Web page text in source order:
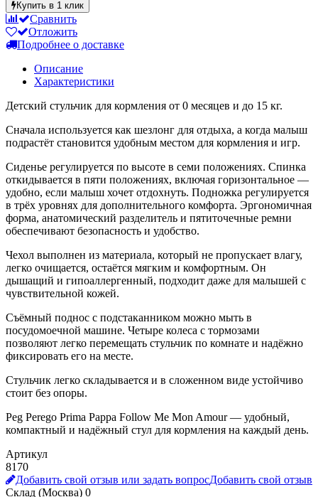
Купить в 1 клик
Сравнить
Отложить
Подробнее о доставке
Описание
Характеристики
Детский стульчик для кормления от 0 месяцев и до 15 кг.
Сначала используется как шезлонг для отдыха, а когда малыш
подрастёт становится удобным местом для кормления и игр.
Сиденье регулируется по высоте в семи положениях. Спинка
откидывается в пяти положениях, включая горизонтальное —
удобно, если малыш хочет отдохнуть. Подножка регулируется
в трёх уровнях для дополнительного комфорта. Эргономичная
форма, анатомический разделитель и пятиточечные ремни
обеспечивают безопасность и удобство.
Чехол выполнен из материала, который не пропускает влагу,
легко очищается, остаётся мягким и комфортным. Он
дышащий и гипоаллергенный, подходит даже для малышей с
чувствительной кожей.
Съёмный поднос с подстаканником можно мыть в
посудомоечной машине. Четыре колеса с тормозами
позволяют легко перемещать стульчик по комнате и надёжно
фиксировать его на месте.
Стульчик легко складывается и в сложенном виде устойчиво
стоит без опоры.
Peg Perego Prima Pappa Follow Me Mon Amour — удобный,
компактный и надёжный стул для кормления на каждый день.
Артикул
8170
Добавить свой отзыв или задать вопросДобавить свой отзыв
Склад (Москва) 0